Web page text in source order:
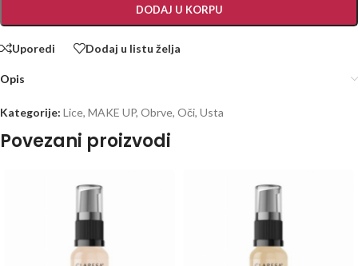
DODAJ U KORPU
Uporedi Dodaj u listu želja
Opis
Kategorije: Lice, MAKE UP, Obrve, Oči, Usta
Povezani proizvodi